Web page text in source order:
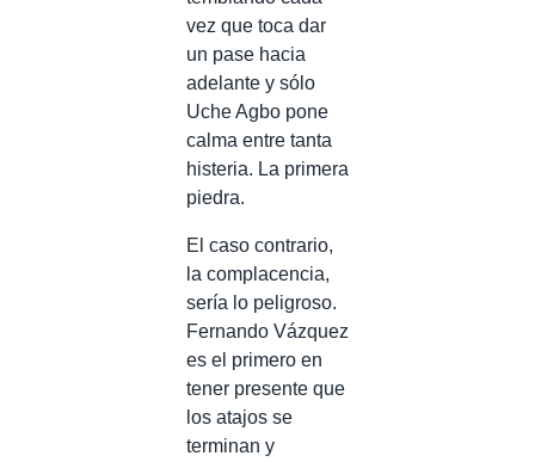
vez que toca dar
un pase hacia
adelante y sólo
Uche Agbo pone
calma entre tanta
histeria. La primera
piedra.
El caso contrario,
la complacencia,
sería lo peligroso.
Fernando Vázquez
es el primero en
tener presente que
los atajos se
terminan y